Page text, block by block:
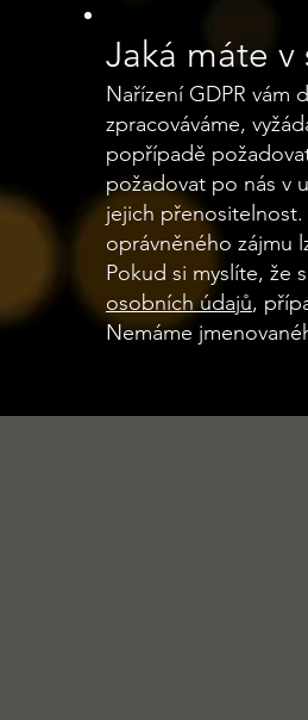
Jaká máte v
Nařízení GDPR vám
zpracováváme,
popřípadě
požadovat po nás v
jejich
oprávněného zájmu
Pokud si myslíte, že
osobních údajů,
Nemáme